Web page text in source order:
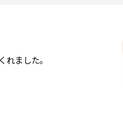
ました。